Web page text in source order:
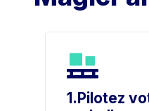
1.Pilotez